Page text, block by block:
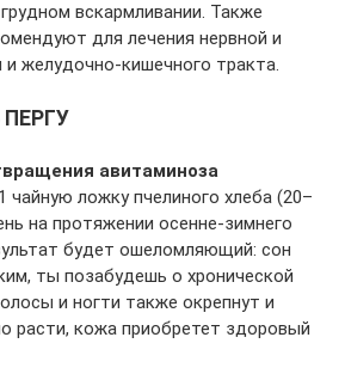
вскармливании. Также
для лечения нервной и
и желудочно-кишечного тракта.
авитаминоза
чайную ложку пчелиного хлеба (20–
на протяжении осенне-зимнего
будет ошеломляющий: сон
ты позабудешь о хронической
и ногти также окрепнут и
расти, кожа приобретет здоровый